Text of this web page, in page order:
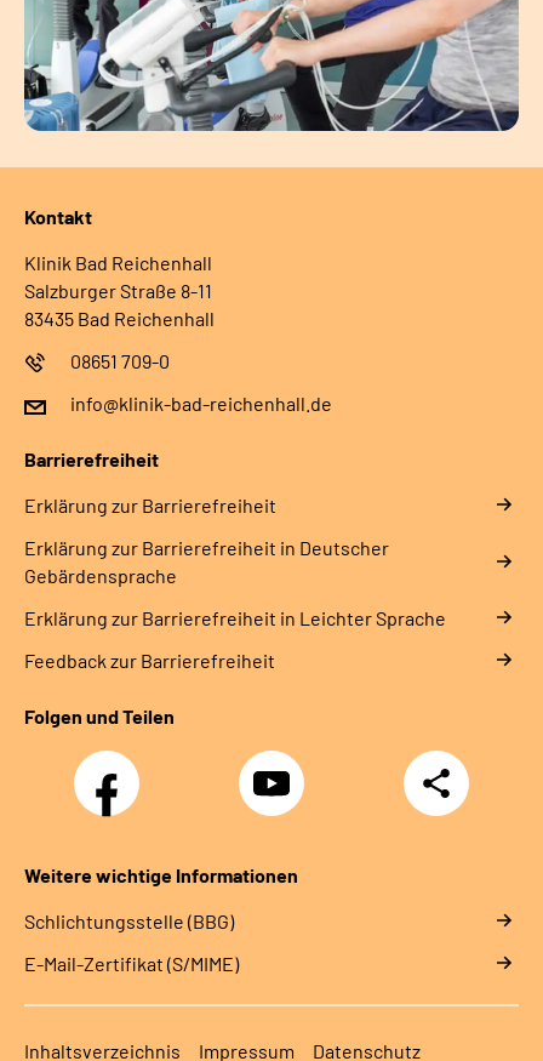
Kontakt
Klinik Bad Reichenhall
Salzburger Straße 8-11
83435 Bad Reichenhall
08651 709-0
info@klinik-bad-reichenhall.de
Barrierefreiheit
Erklärung zur Barrierefreiheit
Erklärung zur Barrierefreiheit in Deutscher
Gebärdensprache
Erklärung zur Barrierefreiheit in Leichter Sprache
Feedback zur Barrierefreiheit
Folgen und Teilen
Facebook YouTube
Teilen
Weitere wichtige Informationen
Schlichtungsstelle (BBG)
E-Mail-Zertifikat (S/MIME)
Inhaltsverzeichnis Impressum Datenschutz